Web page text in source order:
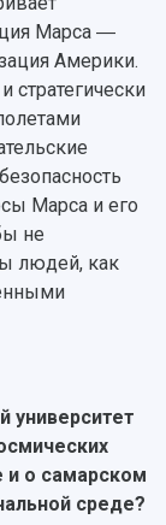
Марса ―
Америки.
стратегически
Марса и его
не
людей, как
университет
и о самарском
среде?